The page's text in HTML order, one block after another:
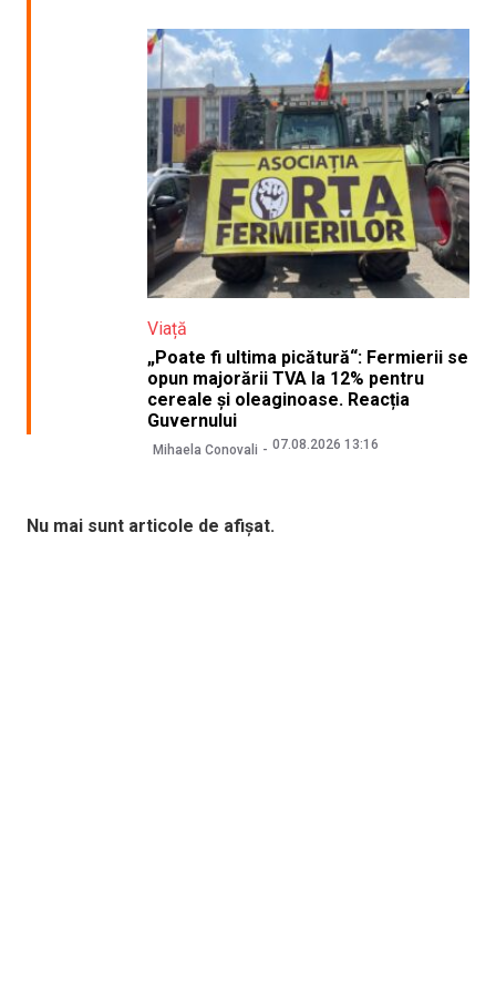
Viață
„Poate fi ultima picătură“: Fermierii se
opun majorării TVA la 12% pentru
cereale și oleaginoase. Reacția
Guvernului
Mihaela Conovali 07.08.2026 13:16
Nu mai sunt articole de afișat.